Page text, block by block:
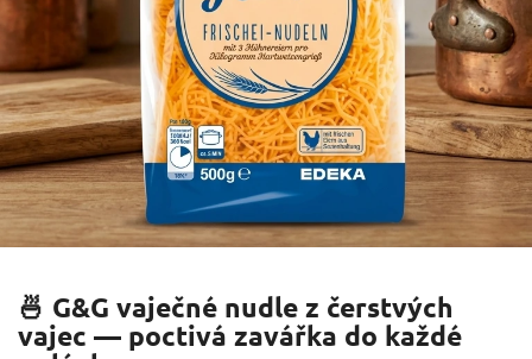
🍜 G&G vaječné nudle z čerstvých
vajec — poctivá zavářka do každé